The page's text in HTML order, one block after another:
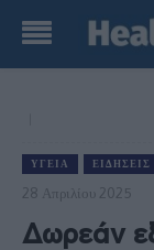
ΥΓΕΊΑ ΕΙΔΉΣΕΙΣ
28 Απριλίου 2025
Δωρεάν